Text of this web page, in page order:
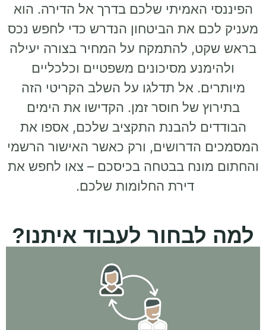
הפיננסי האמיתי שלכם בדרך אל הדירה. הוא
מעניק לכם את הביטחון הנדרש כדי לחפש נכס
בראש שקט, להתמקח על המחיר בצורה יעילה
ולהימנע מסיכונים משפטיים וכלכליים
מיותרים. אל תדלגו על השלב הקריטי הזה
בתירוץ של חוסר זמן. הקדישו את הימים
הבודדים להבנת התקציב שלכם, אספו את
המסמכים הדרושים, ורק כאשר האישור הרשמי
והחתום מונח בבטחה בכיסכם – צאו לחפש את
דירת החלומות שלכם.
למה לבחור לעבוד איתנו?
אנחנו איתך לאורך כל הדרך - מהשיחה והפגישה הראשונה, דרך
בניית התכנית העסקית, עד הרכישה וגם הרבה אחריה!